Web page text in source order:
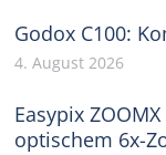
Godox C100:
4. August 2026
Easypix
optischem 6x-